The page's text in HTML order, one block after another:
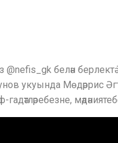
белән
укуында Мөдәррис